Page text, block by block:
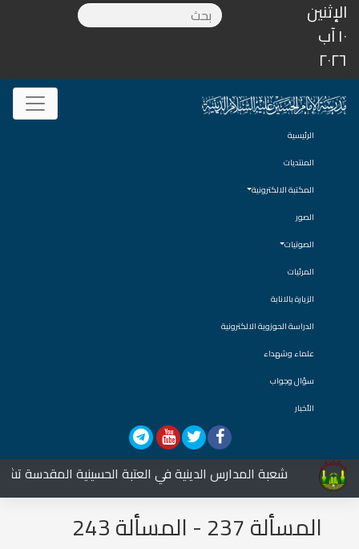
الإثنين
١٠ آب
٢٠٢٦
الرئيسية
المنتديات
المكتبة الالكترونية
الصور
الصوتيات
المرئيات
الزيارة بالانابة
الدراسة الحوزوية الالكترونية
علماء وشهداء
سؤال وجواب
الأخبار
شعبة المدارس الدينية في العتبة الحسينية المقدسة
المسألة 237 - المسألة 243